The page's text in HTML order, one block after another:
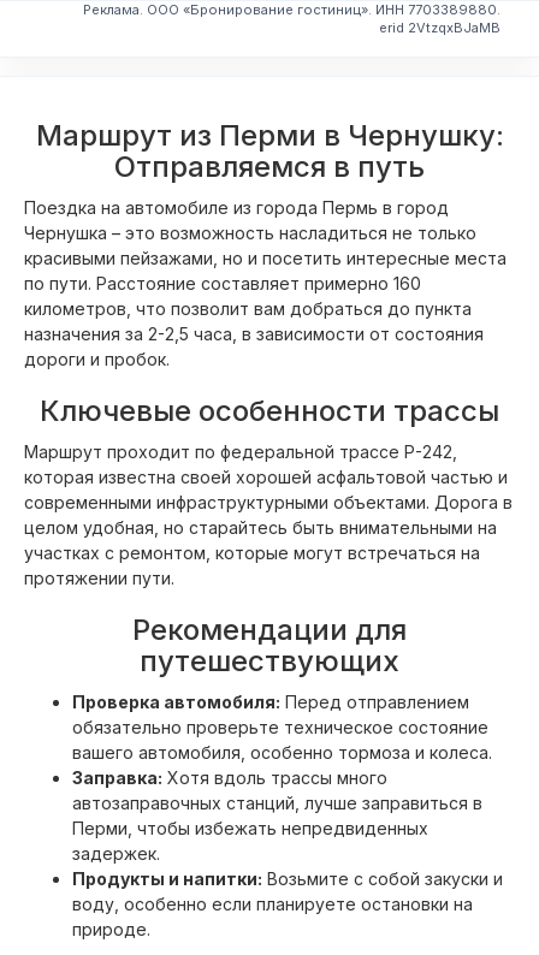
Реклама. ООО «Бронирование гостиниц». ИНН 7703389880.
erid 2VtzqxBJaMB
Маршрут из Перми в Чернушку:
Отправляемся в путь
Поездка на автомобиле из города Пермь в город
Чернушка – это возможность насладиться не только
красивыми пейзажами, но и посетить интересные места
по пути. Расстояние составляет примерно 160
километров, что позволит вам добраться до пункта
назначения за 2-2,5 часа, в зависимости от состояния
дороги и пробок.
Ключевые особенности трассы
Маршрут проходит по федеральной трассе Р-242,
которая известна своей хорошей асфальтовой частью и
современными инфраструктурными объектами. Дорога в
целом удобная, но старайтесь быть внимательными на
участках с ремонтом, которые могут встречаться на
протяжении пути.
Рекомендации для
путешествующих
Проверка автомобиля: Перед отправлением
обязательно проверьте техническое состояние
вашего автомобиля, особенно тормоза и колеса.
Заправка: Хотя вдоль трассы много
автозаправочных станций, лучше заправиться в
Перми, чтобы избежать непредвиденных
задержек.
Продукты и напитки: Возьмите с собой закуски и
воду, особенно если планируете остановки на
природе.